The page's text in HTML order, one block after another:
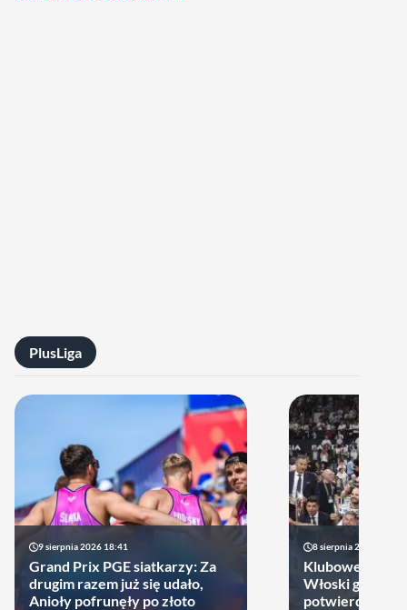
PlusLiga
9 sierpnia 2026 18:41
Grand Prix PGE siatkarzy: Za
drugim razem już się udało,
Anioły pofrunęły po złoto
8 sierpnia 2026 21:46
Klubowe
Włoski gigant
potwierdził